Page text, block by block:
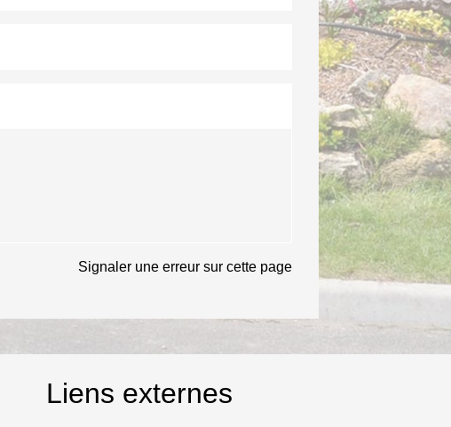
Signaler une erreur sur cette page
Liens externes